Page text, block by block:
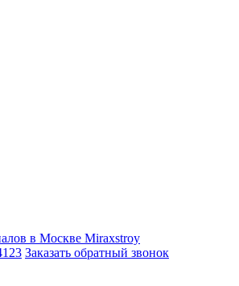
в Москве Miraxstroy
Заказать обратный звонок